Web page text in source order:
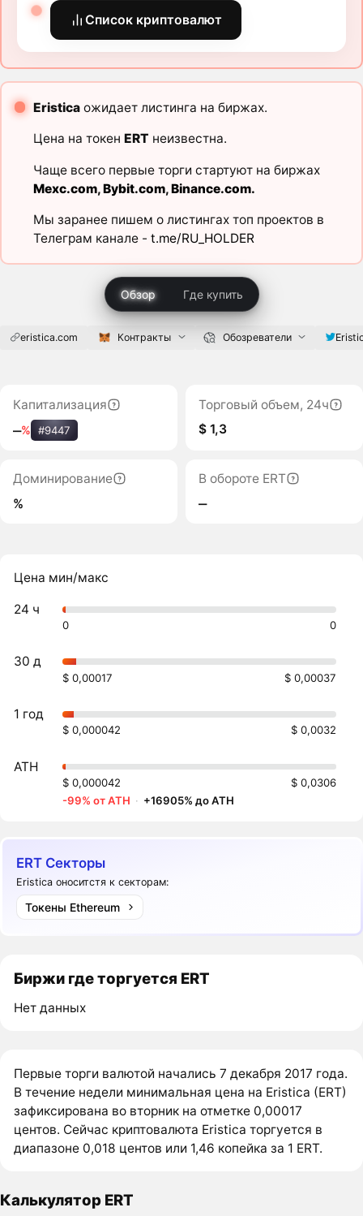
Список криптовалют
Eristicaожидает листинга на биржах.
Цена на токен ERT неизвестна.
Чаще всего первые торги стартуют на биржах
Mexc.com,Bybit.com,Binance.com.
Мы заранее пишем о листингах топ проектов в
Телеграм канале - t.me/RU_HOLDER
Обзор Где купить
eristica.com Контракты Обозреватели
Капитализация
‒% #9447
Торговый объем, 24ч
$ 1,3
Доминирование
%
В обороте ERT
‒
Цена мин/макс
24 ч
0 0
30 д
$ 0,00017 $ 0,00037
1 год
$ 0,000042 $ 0,0032
ATH
$ 0,000042
$ 0,0306
-99% от ATH · +16905% до ATH
ERT Секторы
Eristica оноситстя к секторам:
Токены Ethereum
Биржи где торгуется ERT
Нет данных
Первые торги валютой начались 7 декабря 2017 года.
В течение недели минимальная цена на Eristica (ERT)
зафиксирована во вторник на отметке 0,00017
центов. Сейчас криптовалюта Eristica торгуется в
диапазоне 0,018 центов или 1,46 копейка за 1 ERT.
Калькулятор ERT